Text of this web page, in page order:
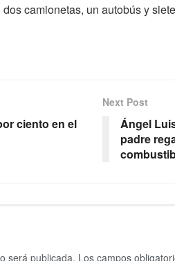
camionetas, un autobús y
ciento en el
Next Post
Ángel
padre
será publicada. Los campos